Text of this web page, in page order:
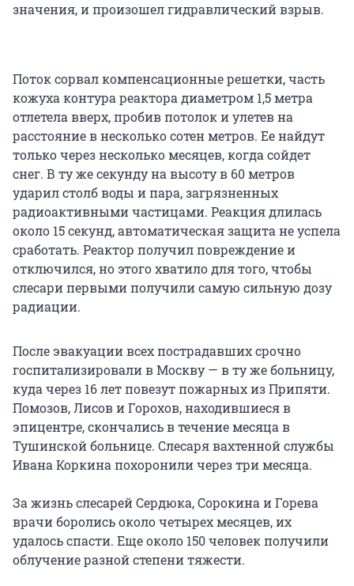
значения, и произошел гидравлический взрыв.
Поток сорвал компенсационные решетки, часть
кожуха контура реактора диаметром 1,5 метра
отлетела вверх, пробив потолок и улетев на
расстояние в несколько сотен метров. Ее найдут
только через несколько месяцев, когда сойдет
снег. В ту же секунду на высоту в 60 метров
ударил столб воды и пара, загрязненных
радиоактивными частицами. Реакция длилась
около 15 секунд, автоматическая защита не успела
сработать. Реактор получил повреждение и
отключился, но этого хватило для того, чтобы
слесари первыми получили самую сильную дозу
радиации.
После эвакуации всех пострадавших срочно
госпитализировали в Москву — в ту же больницу,
куда через 16 лет повезут пожарных из Припяти.
Помозов, Лисов и Горохов, находившиеся в
эпицентре, скончались в течение месяца в
Тушинской больнице. Слесаря вахтенной службы
Ивана Коркина похоронили через три месяца.
За жизнь слесарей Сердюка, Сорокина и Горева
врачи боролись около четырех месяцев, их
удалось спасти. Еще около 150 человек получили
облучение разной степени тяжести.